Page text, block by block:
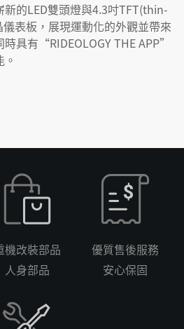
的LED雙頭燈與4.3吋TFT(thin-
表板，展現運動化的外觀並帶來
具有“RIDEOLOGY THE APP”
機改裝部品
人身部品
優質售後服務
安心保固